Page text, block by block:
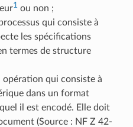
1ou non ;
qui consiste à
les spécifications
termes de structure
opération qui consiste à
dans un format
il est encodé. Elle doit
(Source : NF Z 42-